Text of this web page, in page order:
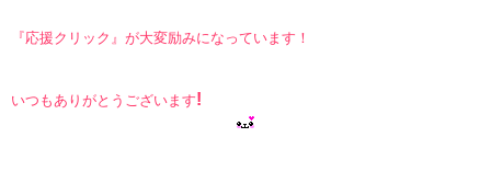
『応援クリック』が大変励みになっています！
いつもありがとうございます!